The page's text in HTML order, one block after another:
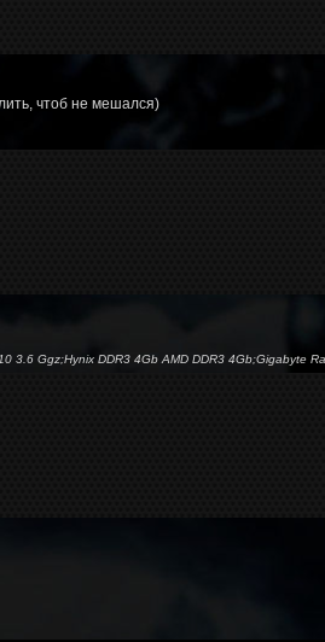
чтоб не мешался)
3.6 Ggz;Hynix DDR3 4Gb AMD DDR3 4Gb;Gigabyte